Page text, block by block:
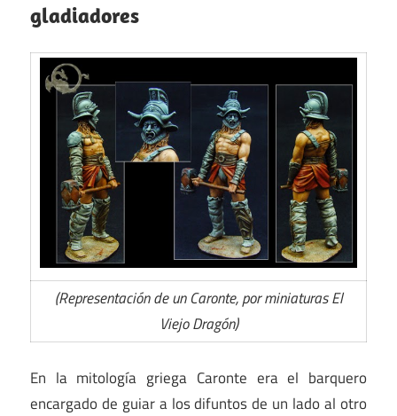
gladiadores
(Representación de un Caronte, por miniaturas El
Viejo Dragón)
En la mitología griega Caronte era el barquero
encargado de guiar a los difuntos de un lado al otro